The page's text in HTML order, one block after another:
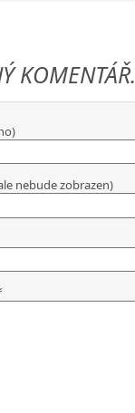
KOMENTÁŘ.
nebude zobrazen)